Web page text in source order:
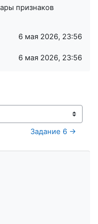
признаков
6 мая 2026, 23:56
6 мая 2026, 23:56
Задание 6 →